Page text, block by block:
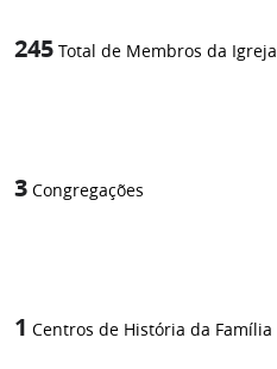
245 Total de Membros da Igreja
3 Congregações
1 Centros de História da Família